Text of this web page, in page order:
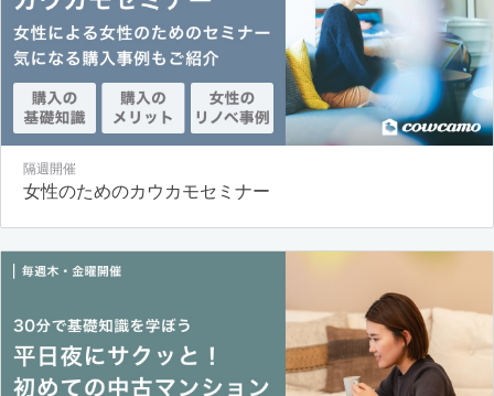
隔週開催
女性のためのカウカモセミナー